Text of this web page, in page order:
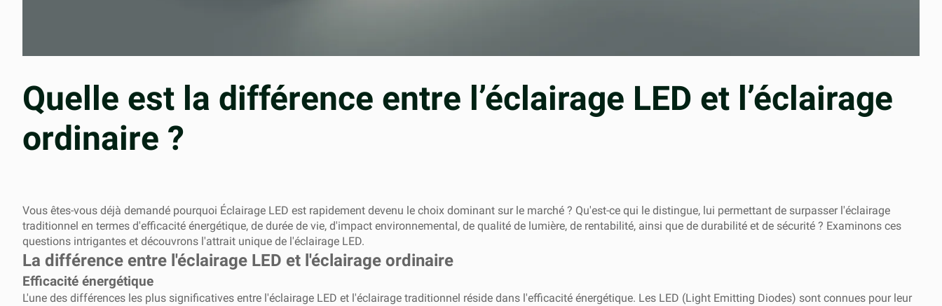
Quelle est la différence entre l’éclairage LED et l’éclairage
ordinaire ?
Vous êtes-vous déjà demandé pourquoi Éclairage LED est rapidement devenu le choix dominant sur le marché ? Qu'est-ce qui le distingue, lui permettant de surpasser l'éclairage
traditionnel en termes d'efficacité énergétique, de durée de vie, d'impact environnemental, de qualité de lumière, de rentabilité, ainsi que de durabilité et de sécurité ? Examinons ces
questions intrigantes et découvrons l'attrait unique de l'éclairage LED.
La différence entre l'éclairage LED et l'éclairage ordinaire
Efficacité énergétique
L'une des différences les plus significatives entre l'éclairage LED et l'éclairage traditionnel réside dans l'efficacité énergétique. Les LED (Light Emitting Diodes) sont connues pour leur